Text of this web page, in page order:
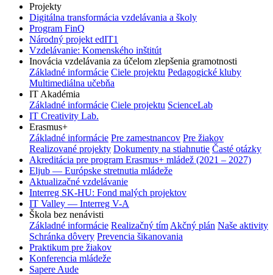
Projekty
Digitálna transformácia vzdelávania a školy
Program FinQ
Národný projekt edIT1
Vzdelávanie: Komenského inštitút
Inovácia vzdelávania za účelom zlepšenia gramotnosti
Základné informácie Ciele projektu Pedagogické kluby
Multimediálna učebňa
IT Akadémia
Základné informácie Ciele projektu ScienceLab
IT Creativity Lab.
Erasmus+
Základné informácie Pre zamestnancov Pre žiakov
Realizované projekty Dokumenty na stiahnutie Časté otázky
Akreditácia pre program Erasmus+ mládež (2021 – 2027)
Eljub — Európske stretnutia mládeže
Aktualizačné vzdelávanie
Interreg SK-HU: Fond malých projektov
IT Valley — Interreg V-A
Škola bez nenávisti
Základné informácie Realizačný tím Akčný plán Naše aktivity
Schránka dôvery Prevencia šikanovania
Praktikum pre žiakov
Konferencia mládeže
Sapere Aude